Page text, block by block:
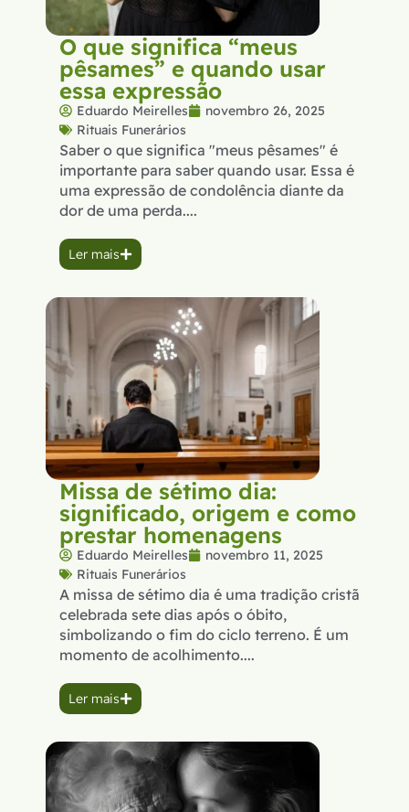
O que significa “meus
pêsames” e quando usar
essa expressão
Eduardo Meirelles
novembro 26, 2025
Rituais Funerários
Saber o que significa "meus pêsames" é
importante para saber quando usar. Essa é
uma expressão de condolência diante da
dor de uma perda....
Ler mais
Missa de sétimo dia:
significado, origem e como
prestar homenagens
Eduardo Meirelles
novembro 11, 2025
Rituais Funerários
A missa de sétimo dia é uma tradição cristã
celebrada sete dias após o óbito,
simbolizando o fim do ciclo terreno. É um
momento de acolhimento....
Ler mais